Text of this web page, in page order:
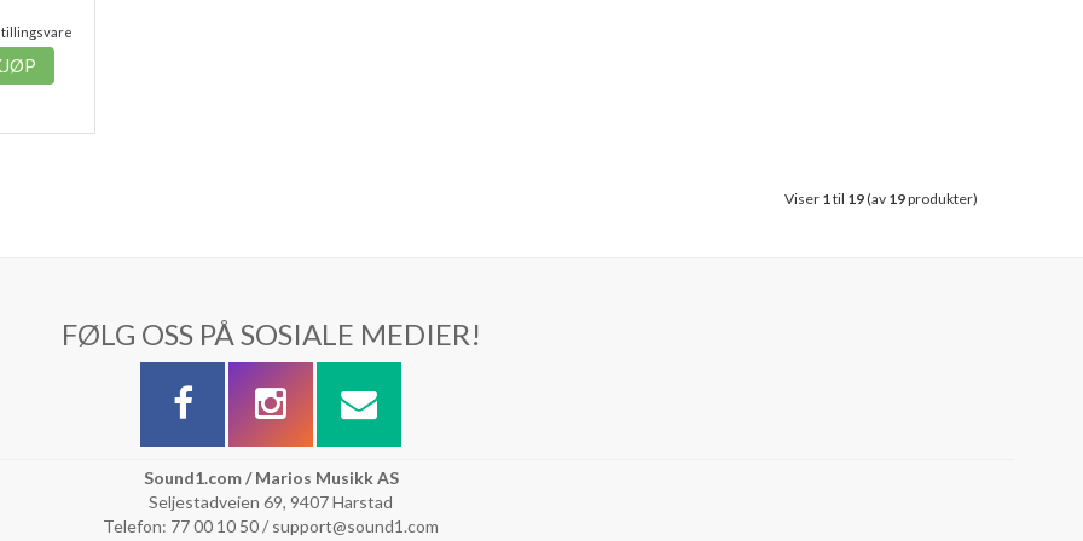
Viser 1til 19(av 19produkter)
FØLG OSS PÅ SOSIALE MEDIER!
Sound1.com / Marios Musikk AS
Seljestadveien 69, 9407 Harstad
Telefon: 77 00 10 50 / support@sound1.com